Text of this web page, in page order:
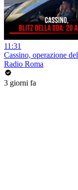
11:31
Cassino, operazione
Radio Roma
3 giorni fa